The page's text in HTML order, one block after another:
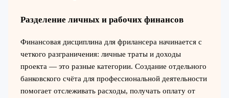
Разделение личных и рабочих финансов
Финансовая дисциплина для фрилансера начинается с
четкого разграничения: личные траты и доходы
проекта — это разные категории. Создание отдельного
банковского счёта для профессиональной деятельности
помогает отслеживать расходы, получать оплату от